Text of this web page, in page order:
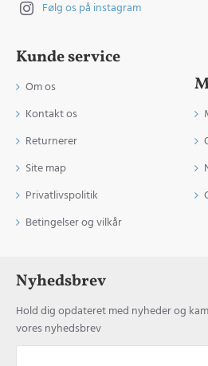
Følg os på instagram
Kunde service
Om os
Kontakt os
Returnerer
Site map
Privatlivspolitik
Betingelser og vilkår
Nyhedsbrev
Hold dig opdateret med nyheder og
vores nyhedsbrev